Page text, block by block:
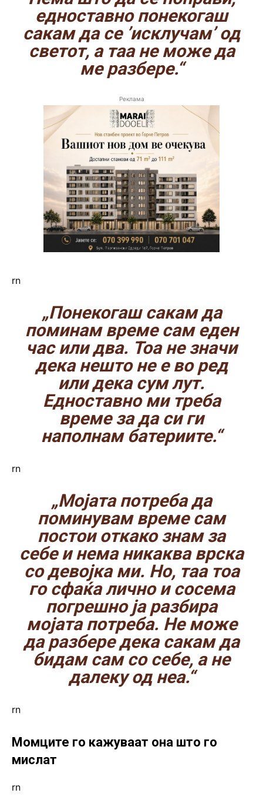
едноставно понекогаш
сакам да се ’исклучам’ од
светот, а таа не може да
ме разбере.“
Реклама
rn
„Понекогаш сакам да
поминам време сам еден
час или два. Тоа не значи
дека нешто не е во ред
или дека сум лут.
Едноставно ми треба
време за да си ги
наполнам батериите.“
rn
„Мојата потреба да
поминувам време сам
постои откако знам за
себе и нема никаква врска
со девојка ми. Но, таа тоа
го сфаќа лично и сосема
погрешно ја разбира
мојата потреба. Не може
да разбере дека сакам да
бидам сам со себе, а не
далеку од неа.“
rn
Момците го кажуваат она што го
мислат
rn